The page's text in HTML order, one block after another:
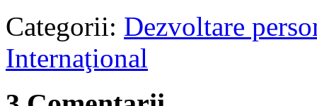
Categorii: Dezvoltare
Internaţional